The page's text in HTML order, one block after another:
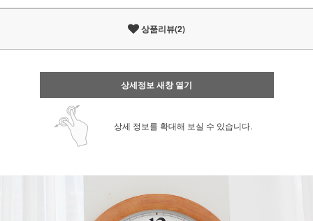
상품리뷰(2)
상세정보 새창 열기
상세 정보를 확대해 보실 수 있습니다.